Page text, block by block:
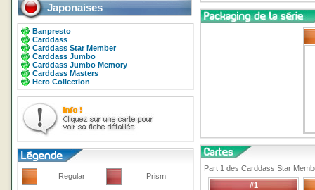
Japonaises
Banpresto
Carddass
Carddass Star Member
Carddass Jumbo
Carddass Jumbo Memory
Carddass Masters
Hero Collection
Regular Prism
Part 1 des Carddass Star
#1